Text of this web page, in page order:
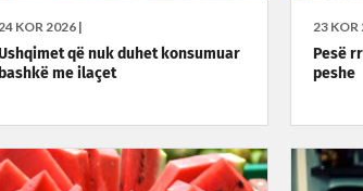
KOR 2026 |
që nuk duhet konsumuar
bashkë me ilaçet
23 KOR
Pesë
peshe